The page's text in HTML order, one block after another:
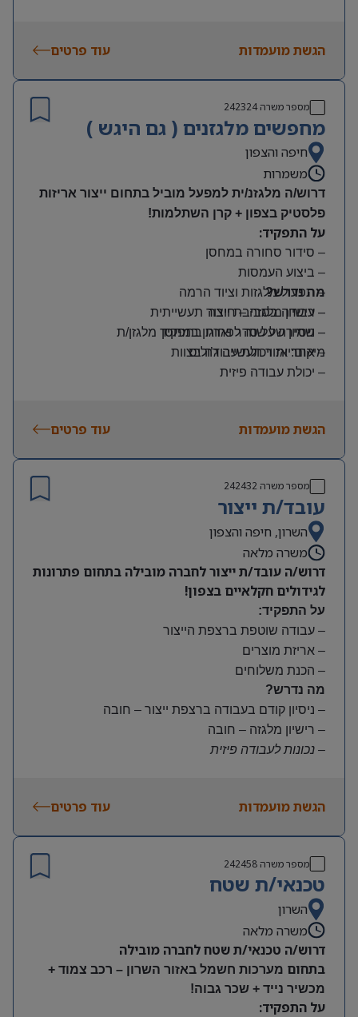
הגשת מועמדות עוד פרטים
מספר משרה242324
מחפשים מלגזנים ( גם היגש )
חיפה והצפון
משמרות
דרוש/ה מלגזנ/ית למפעל מוביל בתחום ייצור אריזות
פלסטיק בצפון + קרן השתלמות!
על התפקיד:
– סידור סחורה במחסן
– ביצוע העמסות
– תפעול מלגזות וציוד הרמה
– עבודה בסביבת ייצור תעשייתית
– שמירה על סדר וארגון במחסן
מה נדרש?
– רישיון מלגזה – חובה
– ניסיון של שנה לפחות בתפקיד מלגזן/ת
– אחריות ויכולת עבודה בצוות
– יכולת עבודה פיזית
משמרות:
שעות נוספות לפי צורך
תנאים:
סיבוס
קרן השתלמות
מיקום: אזור תעשייה ג’וליס
הגשת מועמדות עוד פרטים
מספר משרה 242432
עובד/ת ייצור
השרון, חיפה והצפון
משרה מלאה
דרוש/ה עובד/ת ייצור לחברה מובילה בתחום פתרונות
לגידולים חקלאיים בצפון!
על התפקיד:
– עבודה שוטפת ברצפת הייצור
– אריזת מוצרים
– הכנת משלוחים
מה נדרש?
– ניסיון קודם בעבודה ברצפת ייצור – חובה
– רישיון מלגזה – חובה
– נכונות לעבודה פיזית
משרה מלאה | ימים א-ה | 6:30-15:30
קרן השתלמות ובונוסים
עובד חברה מהיום הראשון
מיקום: חדרה
הגשת מועמדות עוד פרטים
מספר משרה242458
טכנאי/ת שטח
השרון
משרה מלאה
דרוש/ה טכנאי/ת שטח לחברה מובילה
בתחום מערכות חשמל באזור השרון – רכב צמוד +
מכשיר נייד + שכר גבוה!
על התפקיד: